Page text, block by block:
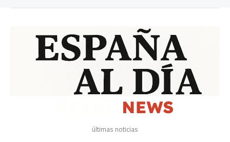
últimas noticias